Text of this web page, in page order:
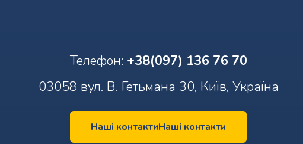
Телефон: +38(097) 136 76 70
03058 вул. В. Гетьмана 30, Київ, Україна
Наші контактиНаші контакти